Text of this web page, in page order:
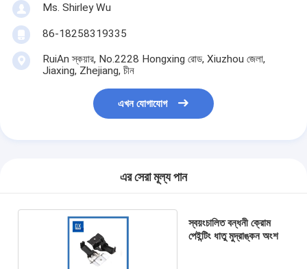
Ms. Shirley Wu
86-18258319335
RuiAn স্কয়ার, No.2228 Hongxing রোড, Xiuzhou জেলা,
Jiaxing, Zhejiang, চীন
এখন যোগাযোগ
এর সেরা মূল্য পান
স্বয়ংচালিত বন্ধনী ক্রোম
পেইন্টিং ধাতু মুদ্রাঙ্কন অংশ